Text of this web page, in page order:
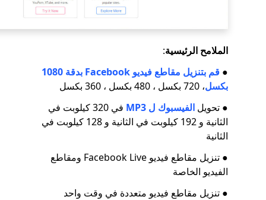
الملامح الرئيسية:
قم بتنزيل مقاطع فيديو Facebook بدقة 1080
الفيسبوك ل MP3
في 320 كيلوبت في
الثانية و 192 كيلوبت في الثانية و 128 كيلوبت في
● تنزيل مقاطع فيديو Facebook Live ومقاطع
الفيديو الخاصة
● تنزيل مقاطع فيديو متعددة في وقت واحد